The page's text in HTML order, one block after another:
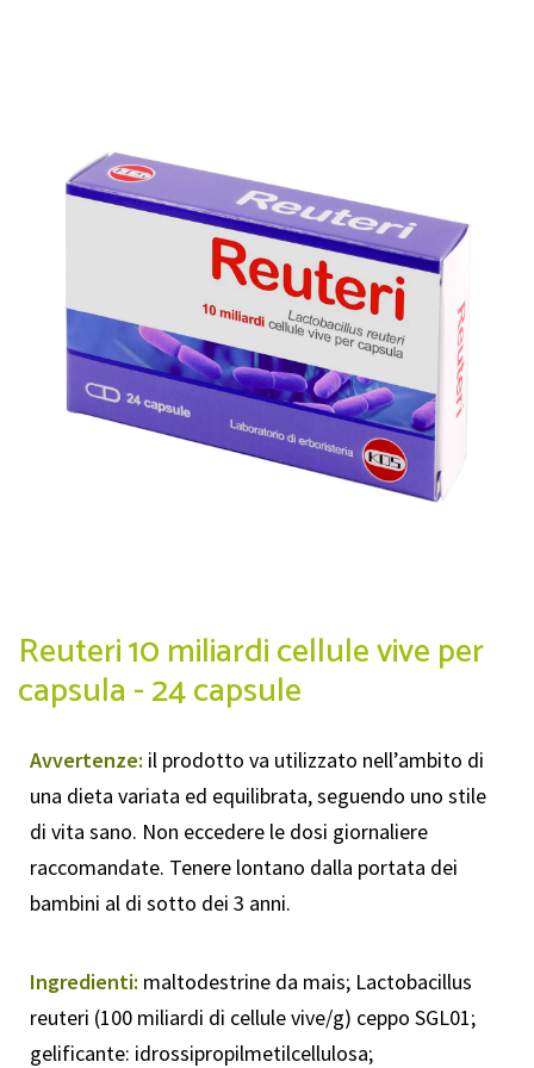
Reuteri 10 miliardi cellule vive per
capsula - 24 capsule
Avvertenze: il prodotto va utilizzato nell’ambito di
una dieta variata ed equilibrata, seguendo uno stile
di vita sano. Non eccedere le dosi giornaliere
raccomandate. Tenere lontano dalla portata dei
bambini al di sotto dei 3 anni.
Ingredienti: maltodestrine da mais; Lactobacillus
reuteri (100 miliardi di cellule vive/g) ceppo SGL01;
gelificante: idrossipropilmetilcellulosa;